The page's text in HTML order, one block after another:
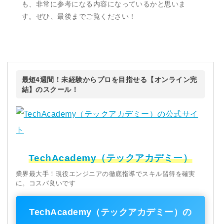
も、非常に参考になる内容になっているかと思いま
す。ぜひ、最後までご覧ください！
最短4週間！未経験からプロを目指せる【オンライン完
結】のスクール！
TechAcademy（テックアカデミー）
業界最大手！現役エンジニアの徹底指導でスキル習得を確実
に。コスパ良いです
TechAcademy（テックアカデミー）の